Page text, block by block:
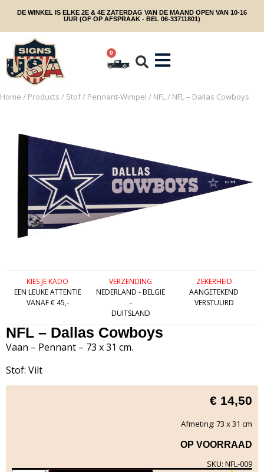
DE WINKEL IS ELKE 2E & 4E ZATERDAG VAN DE MAAND OPEN VAN 10-16
UUR (OF OP AFSPRAAK - BEL 06-33711801)
0
Home / Products / Stof/ Pennant-Wimpel / NFL/ NFL – Dallas Cowboys
KIES JE KADO
EEN LEUKE ATTENTIE
VANAF € 45,-
VERZENDING
NEDERLAND - BELGIE
-
DUITSLAND
ZEKERHEID
AANGETEKEND
VERSTUURD
NFL – Dallas Cowboys
Vaan – Pennant – 73 x 31 cm.
Stof: Vilt
€ 14,50
Afmeting: 73 x 31 cm
OP VOORRAAD
SKU: NFL-009